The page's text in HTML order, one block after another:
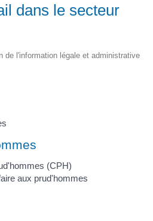
dans le secteur
de l'information légale et administrative
(CPH)
aux prud'hommes